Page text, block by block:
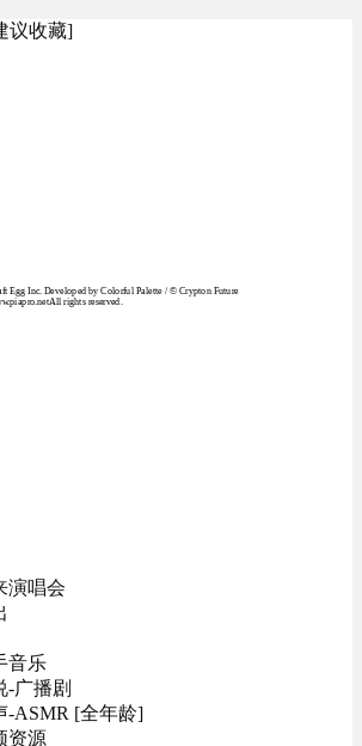
议收藏]
Egg Inc. Developed by Colorful Palette / © Crypton Future
rights reserved.
演唱会
音乐
-广播剧
-ASMR [全年龄]
资源